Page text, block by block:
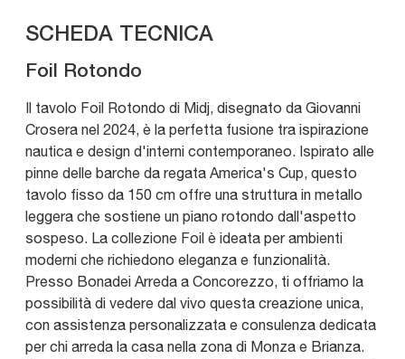
SCHEDA TECNICA
Foil Rotondo
Il tavolo Foil Rotondo di Midj, disegnato da Giovanni
Crosera nel 2024, è la perfetta fusione tra ispirazione
nautica e design d'interni contemporaneo. Ispirato alle
pinne delle barche da regata America's Cup, questo
tavolo fisso da 150 cm offre una struttura in metallo
leggera che sostiene un piano rotondo dall'aspetto
sospeso. La collezione Foil è ideata per ambienti
moderni che richiedono eleganza e funzionalità.
Presso Bonadei Arreda a Concorezzo, ti offriamo la
possibilità di vedere dal vivo questa creazione unica,
con assistenza personalizzata e consulenza dedicata
per chi arreda la casa nella zona di Monza e Brianza.